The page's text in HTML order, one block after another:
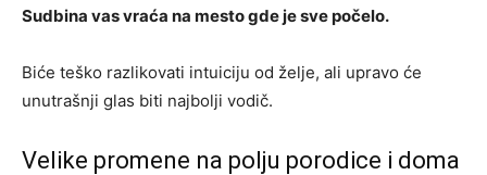
Sudbina vas vraća na mesto gde je sve počelo.
Biće teško razlikovati intuiciju od želje, ali upravo će
unutrašnji glas biti najbolji vodič.
Velike promene na polju porodice i doma